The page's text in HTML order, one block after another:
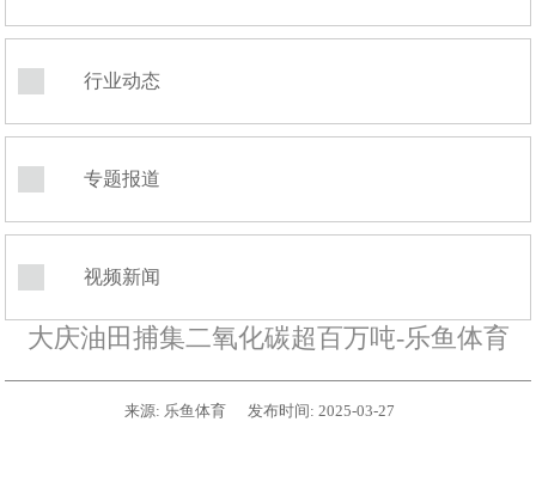
行业动态
专题报道
视频新闻
大庆油田捕集二氧化碳超百万吨-乐鱼体育
来源: 乐鱼体育 发布时间: 2025-03-27